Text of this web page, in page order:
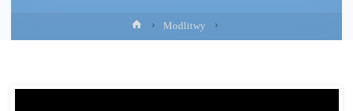
Strona
główna
Modlitwy